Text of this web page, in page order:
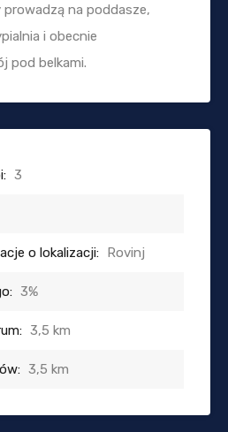
na poddasze,
i obecnie
pod belkami.
3
o lokalizacji: Rovinj
3%
3,5 km
3,5 km